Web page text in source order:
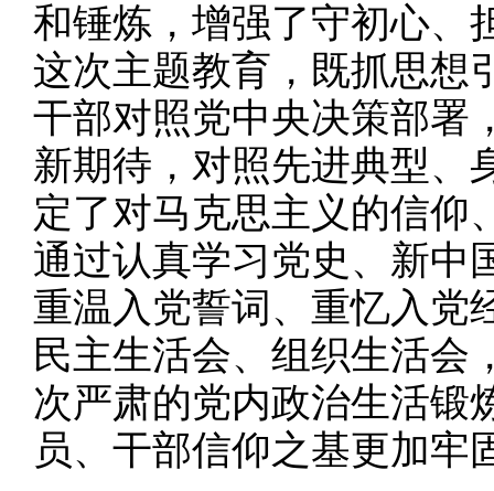
和锤炼，增强了守初心、
这次主题教育，既抓思想
干部对照党中央决策部署
新期待，对照先进典型、
定了对马克思主义的信仰
通过认真学习党史、新中
重温入党誓词、重忆入党
民主生活会、组织生活会
次严肃的党内政治生活锻
员、干部信仰之基更加牢